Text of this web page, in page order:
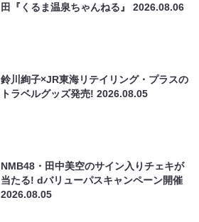
田『くるま温泉ちゃんねる』2026.08.06
鈴川絢子×JR東海リテイリング・プラスの
トラベルグッズ発売!2026.08.05
NMB48・田中美空のサイン入りチェキが
当たる! dバリューパスキャンペーン開催
2026.08.05